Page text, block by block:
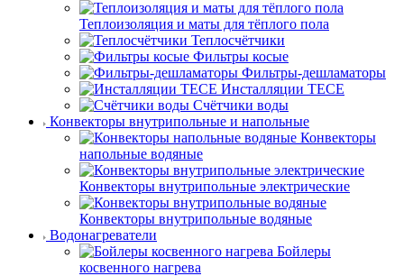
Теплоизоляция и маты для тёплого пола
Теплосчётчики
Фильтры косые
Фильтры-дешламаторы
Инсталляции TECE
Счётчики воды
Конвекторы внутрипольные и напольные
Конвекторы
напольные водяные
Конвекторы внутрипольные электрические
Конвекторы внутрипольные водяные
Водонагреватели
Бойлеры
косвенного нагрева